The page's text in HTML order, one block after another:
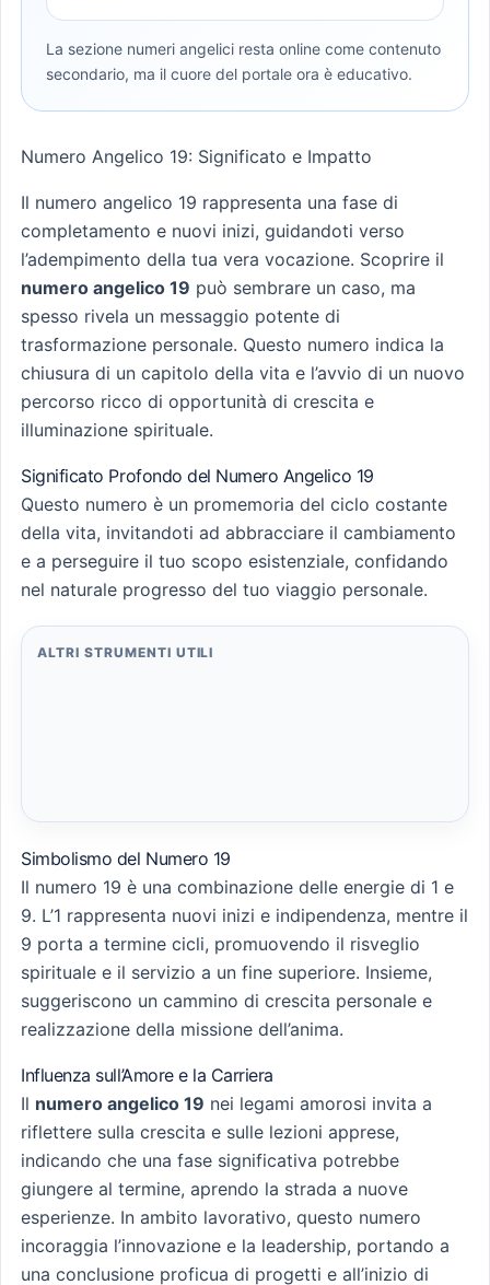
La sezione numeri angelici resta online come contenuto
secondario, ma il cuore del portale ora è educativo.
Numero Angelico 19: Significato e Impatto
Il numero angelico 19 rappresenta una fase di
completamento e nuovi inizi, guidandoti verso
l’adempimento della tua vera vocazione. Scoprire il
numero angelico 19 può sembrare un caso, ma
spesso rivela un messaggio potente di
trasformazione personale. Questo numero indica la
chiusura di un capitolo della vita e l’avvio di un nuovo
percorso ricco di opportunità di crescita e
illuminazione spirituale.
Significato Profondo del Numero Angelico 19
Questo numero è un promemoria del ciclo costante
della vita, invitandoti ad abbracciare il cambiamento
e a perseguire il tuo scopo esistenziale, confidando
nel naturale progresso del tuo viaggio personale.
ALTRI STRUMENTI UTILI
Simbolismo del Numero 19
Il numero 19 è una combinazione delle energie di 1 e
9. L’1 rappresenta nuovi inizi e indipendenza, mentre il
9 porta a termine cicli, promuovendo il risveglio
spirituale e il servizio a un fine superiore. Insieme,
suggeriscono un cammino di crescita personale e
realizzazione della missione dell’anima.
Influenza sull’Amore e la Carriera
Il numero angelico 19 nei legami amorosi invita a
riflettere sulla crescita e sulle lezioni apprese,
indicando che una fase significativa potrebbe
giungere al termine, aprendo la strada a nuove
esperienze. In ambito lavorativo, questo numero
incoraggia l’innovazione e la leadership, portando a
una conclusione proficua di progetti e all’inizio di